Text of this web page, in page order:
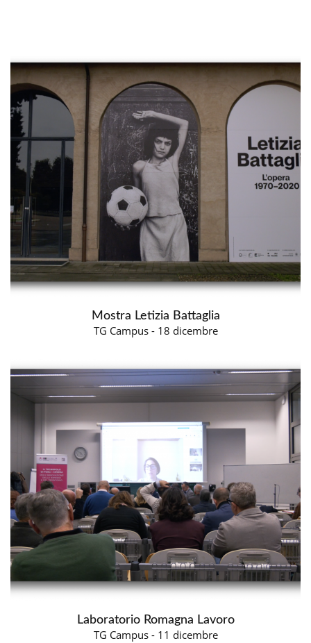
Mostra Letizia Battaglia
TG Campus - 18 dicembre
Laboratorio Romagna Lavoro
TG Campus - 11 dicembre